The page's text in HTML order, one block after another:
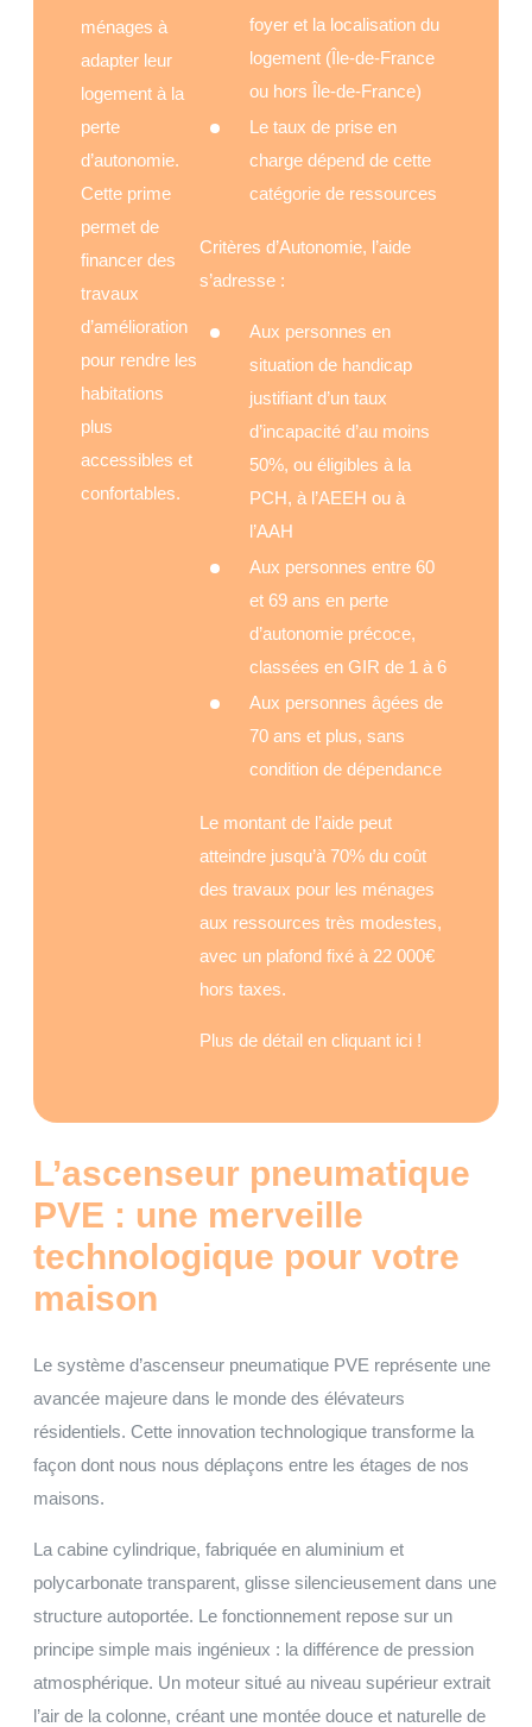
ménages à
adapter leur
logement à la
perte
d’autonomie.
Cette prime
permet de
financer des
travaux
d’amélioration
pour rendre les
habitations
plus
accessibles et
confortables.
foyer et la localisation du
logement (Île-de-France
ou hors Île-de-France)
Le taux de prise en
charge dépend de cette
catégorie de ressources
Critères d’Autonomie, l’aide
s’adresse :
Aux personnes en
situation de handicap
justifiant d’un taux
d’incapacité d’au moins
50%, ou éligibles à la
PCH, à l’AEEH ou à
l’AAH
Aux personnes entre 60
et 69 ans en perte
d’autonomie précoce,
classées en GIR de 1 à 6
Aux personnes âgées de
70 ans et plus, sans
condition de dépendance
Le montant de l’aide peut
atteindre jusqu’à 70% du coût
des travaux pour les ménages
aux ressources très modestes,
avec un plafond fixé à 22 000€
hors taxes.
Plus de détail en cliquant ici !
L’ascenseur pneumatique
PVE : une merveille
technologique pour votre
maison
Le système d’ascenseur pneumatique PVE représente une
avancée majeure dans le monde des élévateurs
résidentiels. Cette innovation technologique transforme la
façon dont nous nous déplaçons entre les étages de nos
maisons.
La cabine cylindrique, fabriquée en aluminium et
polycarbonate transparent, glisse silencieusement dans une
structure autoportée. Le fonctionnement repose sur un
principe simple mais ingénieux : la différence de pression
atmosphérique. Un moteur situé au niveau supérieur extrait
l’air de la colonne, créant une montée douce et naturelle de